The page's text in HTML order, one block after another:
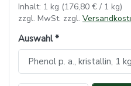
Inhalt: 1 kg (176,80 € / 1 kg)
zzgl. MwSt. zzgl.
Auswahl